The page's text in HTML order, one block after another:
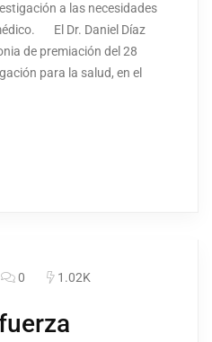
a las necesidades
El Dr. Daniel Díaz
de premiación del 28
para la salud, en el
0 1.02K